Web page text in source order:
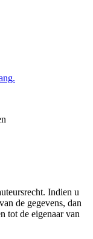
Indien u
de gegevens, dan
tot de eigenaar van